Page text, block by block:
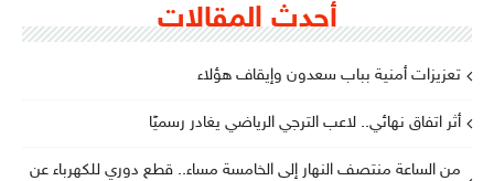
أحدث المقالات
تعزيزات أمنية بباب سعدون وإيقاف هؤلاء
أثر اتفاق نهائي.. لاعب الترجي الرياضي يغادر رسميًا
من الساعة منتصف النهار إلى الخامسة مساء.. قطع دوري للكهرباء عن